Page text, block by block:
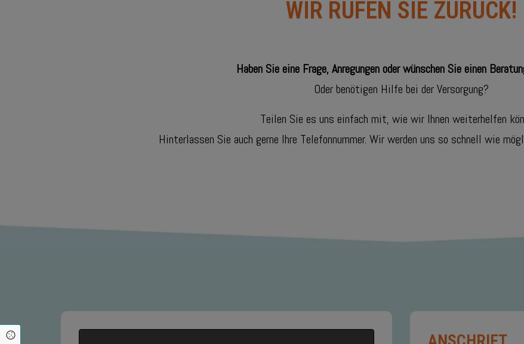
WIR RUFEN SIE ZURÜCK!
Haben Sie eine Frage, Anregungen oder wünschen Sie einen
Oder benötigen Hilfe bei der Versorgung?
Teilen Sie es uns einfach mit, wie wir Ihnen weiterhelfen
Hinterlassen Sie auch gerne Ihre Telefonnummer. Wir werden uns so schnell wie